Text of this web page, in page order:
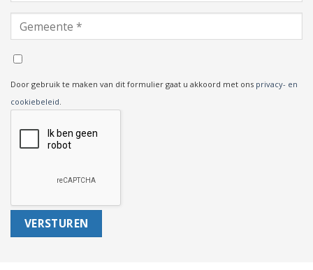
Door gebruik te maken van dit formulier gaat u akkoord met ons privacy- en
cookiebeleid